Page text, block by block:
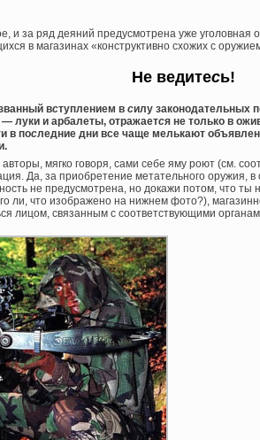
и за ряд деяний предусмотрена уже уголовная
в магазинах «конструктивно схожих с
Не ведитесь!
вступлением в силу законодательных
луки и арбалеты, отражается не только в
в последние дни все чаще мелькают
мягко говоря, сами себе яму роют (см.
Да, за приобретение метательного оружия,
не предусмотрена, но докажи потом, что ты
ли, что изображено на нижнем фото?),
лицом, связанным с соответствующими